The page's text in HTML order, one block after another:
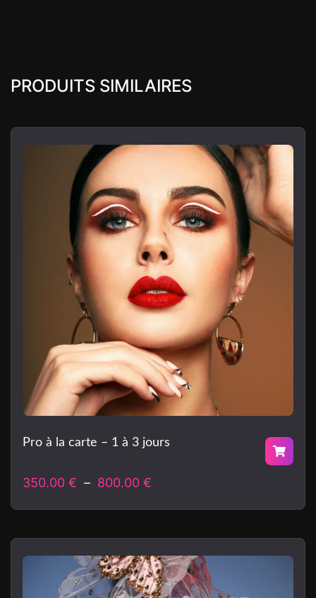
PRODUITS SIMILAIRES
Pro à la carte – 1 à 3 jours
350.00 € – 800.00 €